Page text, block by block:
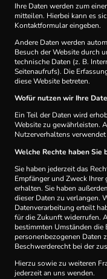
Ihre Daten werden zum
mitteilen. Hierbei kann es
Kontaktformular eingeben.
Andere Daten werden
Besuch der Website durch
technische Daten (z. B.
Seitenaufrufs). Die
diese Website betreten.
Wofür nutzen wir Ihre
Ein Teil der Daten wird
Website zu gewährleisten.
Nutzerverhaltens
Welche Rechte haben Sie
Sie haben jederzeit das
Empfänger und Zweck
erhalten. Sie haben
dieser Daten zu verlangen.
Datenverarbeitung erteilt
für die Zukunft widerrufen.
bestimmten Umständen die
personenbezogenen Daten
Beschwerderecht bei der
Hierzu sowie zu weiteren
jederzeit an uns wenden.